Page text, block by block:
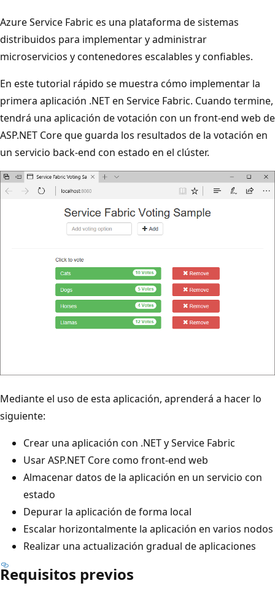
Azure Service Fabric es una plataforma de sistemas
distribuidos para implementar y administrar
microservicios y contenedores escalables y confiables.
En este tutorial rápido se muestra cómo implementar la
primera aplicación .NET en Service Fabric. Cuando termine,
tendrá una aplicación de votación con un front-end web de
ASP.NET Core que guarda los resultados de la votación en
un servicio back-end con estado en el clúster.
Mediante el uso de esta aplicación, aprenderá a hacer lo
siguiente:
Crear una aplicación con .NET y Service Fabric
Usar ASP.NET Core como front-end web
Almacenar datos de la aplicación en un servicio con
estado
Depurar la aplicación de forma local
Escalar horizontalmente la aplicación en varios nodos
Realizar una actualización gradual de aplicaciones
Requisitos previos